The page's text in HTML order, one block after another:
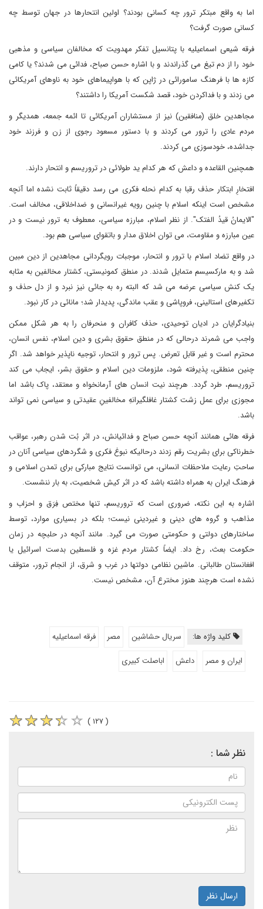
اما به واقع مبتکر ترور چه کسانی بودند؟ اولین انتحارها در جهان توسط چه
کسانی صورت گرفت؟
فرقه شیعی اسماعیلیه با پتانسیل تفکر مهدویت که مخالفان سیاسی و مذهبی
خود را از دم تیغ می گذراندند و با اشاره حسن صباح، فدائی می شدند؟ یا کامی
کازه ها با فرهنگ سامورائی در ژاپن که با هواپیماهای خود به ناوهای آمریکائی
می زدند و با فداکردن خود، قصد شکست آمریکا را داشتند؟
مجاهدین خلق (منافقین) نیز از مستشاران آمریکائی تا ائمه جمعه، همدیگر و
مردم عادی را ترور می کردند و با دستور مسعود رجوی از زن و فرزند خود
جداشده، خودسوزی می کردند.
همچنین القاعده و داعش که هر کدام ید طولائی در تروریسم و انتحار دارند.
افتخارِ ابتکار حذف رقبا به کدام نحله فکری می رسد دقیقاً ثابت نشده اما آنچه
مشخص است اینکه اسلام با چنین رویه غیرانسانی و ضداخلاقی، مخالف است.
"الایمانُ قیدُ الفتک". از نظر اسلام، مبارزه سیاسی، معطوف به ترور نیست و در
عین مبارزه و مقاومت، می توان اخلاق مدار و باتقوای سیاسی هم بود.
در واقع تضاد اسلام با ترور و انتحار، موجبات رویگردانی مجاهدین از دین مبین
شد و به مارکسیسم متمایل شدند. در منطق کمونیستی، کشتار مخالفین به مثابه
یک کنش سیاسی عرضه می شد که البته ره به جائی نیز نبرد و از دل حذف و
تکفیرهای استالینی، فروپاشی و عقب ماندگی، پدیدار شد؛ مانائی در کار نبود.
بنیادگرایان در ادیان توحیدی، حذف کافران و منحرفان را به هر شکل ممکن‌
واجب می شمرند درحالی که در منطق حقوق بشری و دین اسلام، نفس انسان،
محترم است و غیر قابل تعرض. پس ترور و انتحار، توجیه ناپذیر خواهد شد. اگر
چنین منطقی، پذیرفته شود، ملزومات دین اسلام و حقوق بشر، ایجاب می کند
تروریسم، طرد گردد. هرچند نیت انسان های آرمانخواه و معتقد، پاک باشد اما
مجوزی برای عمل زشت کشتار غافلگیرانهِ مخالفینِ عقیدتی و سیاسی نمی تواند
باشد.
فرقه هائی همانند آنچه حسن صباح و فدائیانش، در اثر بُت شدن رهبر، عواقب
خطرناکی برای بشریت رقم زدند درحالیکه نبوغ فکری و شگردهای سیاسی آنان در
ساحتِ رعایت ملاحظات انسانی، می توانست نتایج مبارکی برای تمدن اسلامی و
فرهنگ ایران به همراه داشته باشد که در اثر کیش شخصیت، به بار ننشست.
اشاره به این نکته، ضروری است که تروریسم، تنها مختص فِرَق و احزاب و
مذاهب و گروه های دینی و غیردینی نیست؛ بلکه در بسیاری موارد، توسط
ساختارهای دولتی و حکومتی صورت می گیرد. مانند آنچه در حلبچه در زمان
حکومت بعث، رخ داد. ایضاً کشتار مردم غزه و فلسطین بدست اسرائیل یا
افغانستان طالبانی. ماشین نظامی دولتها در غرب و شرق، از انجام ترور، متوقف
نشده است هرچند هنوز مخترع آن، مشخص نیست.
کلید واژه ها: سریال حشاشین مصر
فرقه اسماعیلیه
ایران و مصر
داعش اباصلت کبیری
( ۱۲۷ )
نظر شما :
ارسال نظر